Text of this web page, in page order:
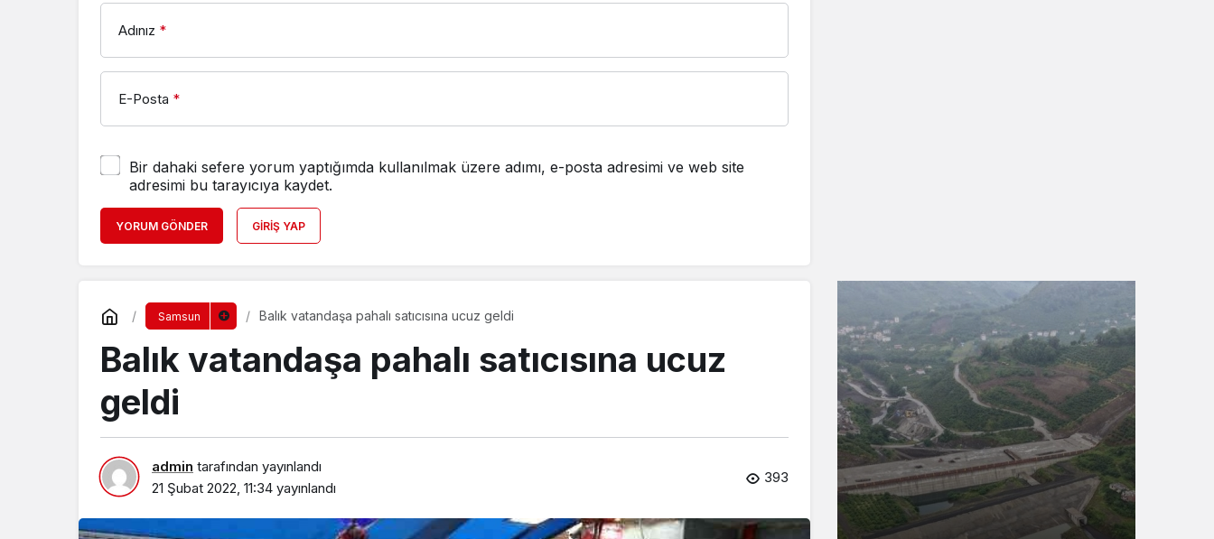
Adınız *
E-Posta *
Bir dahaki sefere yorum yaptığımda kullanılmak üzere adımı, e-posta adresimi ve web site
adresimi bu tarayıcıya kaydet.
YORUM GÖNDER GIRIŞ YAP
Samsun Balık vatandaşa pahalı satıcısına ucuz geldi
Balık vatandaşa pahalı satıcısına ucuz
geldi
admin tarafından yayınlandı
21 Şubat 2022, 11:34 yayınlandı
393